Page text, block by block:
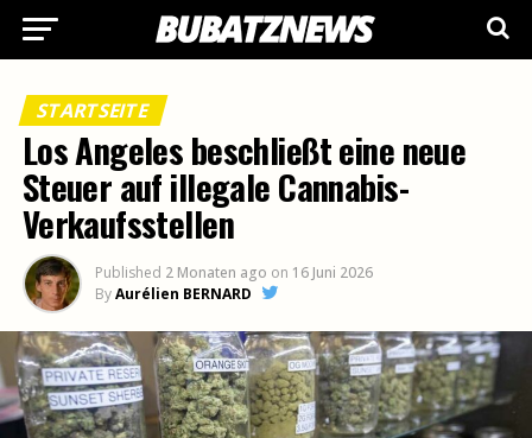
STARTSEITE
Los Angeles beschließt eine neue
Steuer auf illegale Cannabis-
Verkaufsstellen
Published 2 Monaten ago on 16 Juni 2026
ByAurélien BERNARD